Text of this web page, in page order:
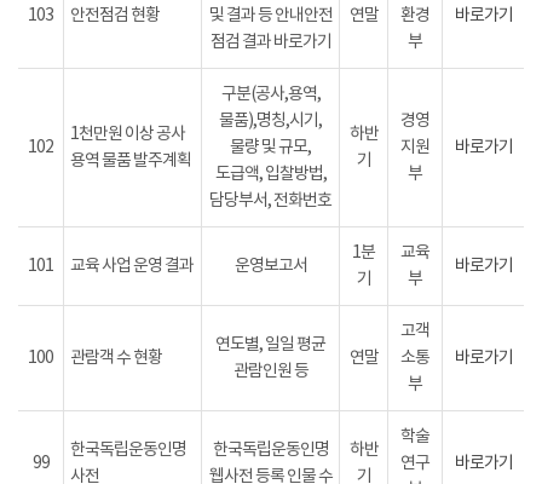
103 안전점검 현황
및 결과 등 안내안전
점검 결과 바로가기
연말
환경
부
바로가기
102
1천만원 이상 공사
용역 물품 발주계획
구분(공사,용역,
물품),명칭,시기,
물량 및 규모,
도급액, 입찰방법,
담당부서, 전화번호
하반
기
경영
지원
부
바로가기
101 교육 사업 운영 결과 운영보고서
1분
기
교육
부
바로가기
100 관람객 수 현황
연도별, 일일 평균
관람인원 등
연말
고객
소통
부
바로가기
99
한국독립운동인명
사전
한국독립운동인명
웹사전 등록 인물 수
하반
기
학술
연구
바로가기